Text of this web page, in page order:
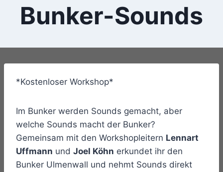
Bunker-Sounds
*Kostenloser Workshop*
Im Bunker werden Sounds gemacht, aber
welche Sounds macht der Bunker?
Gemeinsam mit den Workshopleitern Lennart
Uffmann und Joel Köhn erkundet ihr den
Bunker Ulmenwall und nehmt Sounds direkt